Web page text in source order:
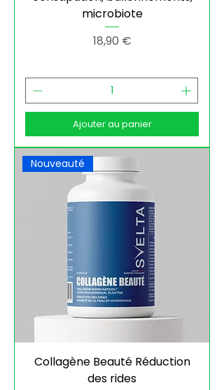
microbiote
Prix
18,90 €
Ajouter au panier
Nouveauté
Collagène Beauté Réduction
des rides